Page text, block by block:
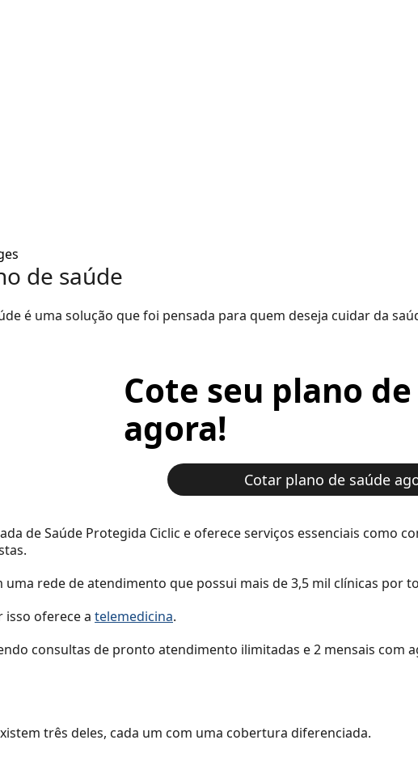
de saúde
é uma solução que foi pensada para quem deseja cuidar da
Cote seu plano
agora!
Cotar plano de saúde
de Saúde Protegida Ciclic e oferece serviços essenciais como
uma rede de atendimento que possui mais de 3,5 mil clínicas por
isso oferece atelemedicina.
consultas de pronto atendimento ilimitadas e 2 mensais com
três deles, cada um com uma cobertura diferenciada.